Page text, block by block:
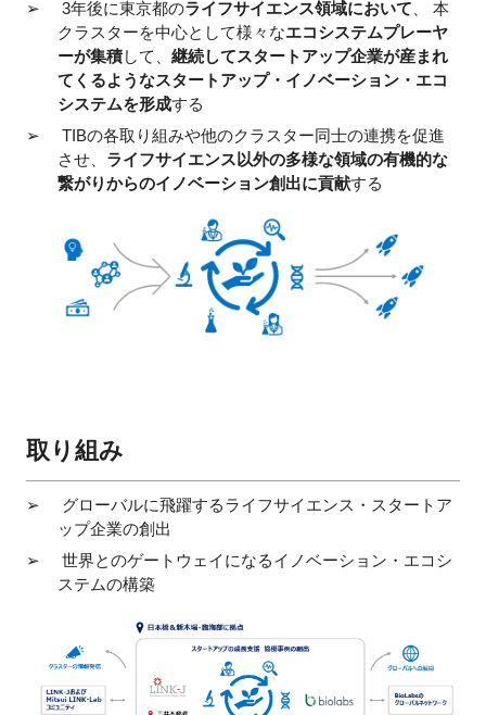
3年後に東京都のライフサイエンス領域において 、 本
クラスターを中心として様々なエコシステムプレーヤ
ーが集積して、 継続してスタートアップ企業が産まれ
てくるようなスタートアップ・イノベーション・エコ
システムを形成する
TIBの各取り組みや他のクラスター同士の連携を促進
させ、 ライフサイエンス以外の多様な領域の有機的な
繋がりからのイノベーション創出に貢献する
取り組み
グローバルに飛躍するライフサイエンス・スタートア
ップ企業の創出
世界とのゲートウェイになるイノベーション・エコシ
ステムの構築